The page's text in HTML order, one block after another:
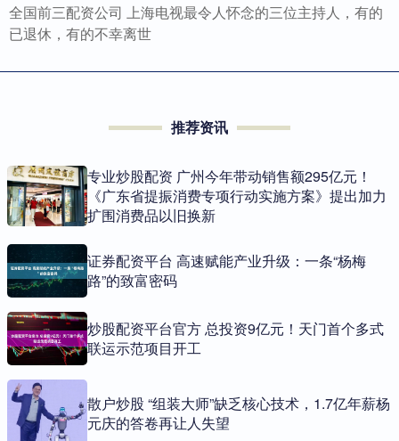
全国前三配资公司 上海电视最令人怀念的三位主持人，有的
已退休，有的不幸离世
推荐资讯
专业炒股配资 广州今年带动销售额295亿元！
《广东省提振消费专项行动实施方案》提出加力
扩围消费品以旧换新
证券配资平台 高速赋能产业升级：一条“杨梅
路”的致富密码
炒股配资平台官方 总投资9亿元！天门首个多式
联运示范项目开工
散户炒股 “组装大师”缺乏核心技术，1.7亿年薪杨
元庆的答卷再让人失望